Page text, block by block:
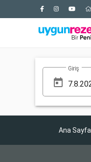
Giriş
Ana Sayfa